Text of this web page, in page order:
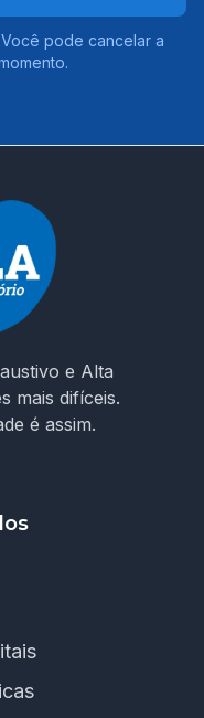
pode cancelar a
e Alta
mais difíceis.
é assim.